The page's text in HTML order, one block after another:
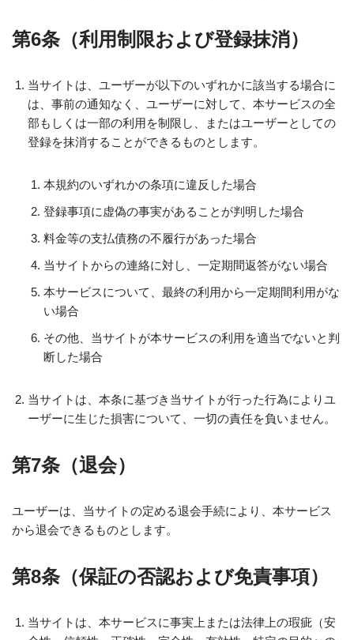
第6条（利用制限および登録抹消）
当サイトは、ユーザーが以下のいずれかに該当する場合に
は、事前の通知なく、ユーザーに対して、本サービスの全
部もしくは一部の利用を制限し、またはユーザーとしての
登録を抹消することができるものとします。
本規約のいずれかの条項に違反した場合
登録事項に虚偽の事実があることが判明した場合
料金等の支払債務の不履行があった場合
当サイトからの連絡に対し、一定期間返答がない場合
本サービスについて、最終の利用から一定期間利用がな
い場合
その他、当サイトが本サービスの利用を適当でないと判
断した場合
当サイトは、本条に基づき当サイトが行った行為によりユ
ーザーに生じた損害について、一切の責任を負いません。
第7条（退会）
ユーザーは、当サイトの定める退会手続により、本サービス
から退会できるものとします。
第8条（保証の否認および免責事項）
当サイトは、本サービスに事実上または法律上の瑕疵（安